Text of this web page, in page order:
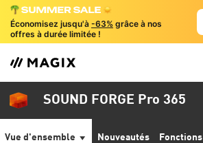
Économisez jusqu'à -63% grâce à nos
offres à durée limitée !
SOUND FORGE Pro 365
Vue d'ensemble Nouveautés Fonctions